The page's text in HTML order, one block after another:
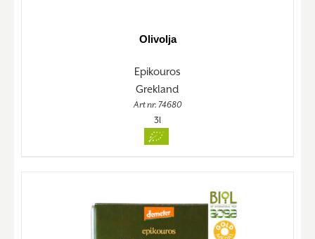
Olivolja
Epikouros
Grekland
Art nr. 74680
3l